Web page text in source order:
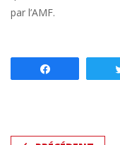
par l’AMF.